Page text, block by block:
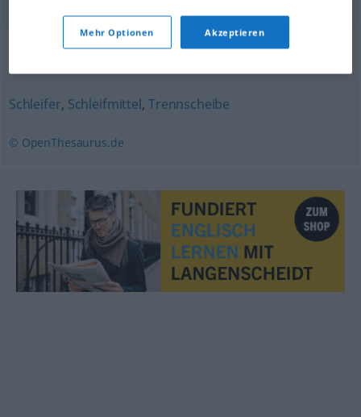
Synonyme für "Schleifscheibe"
Schleifer, Schleifmittel, Trennscheibe
© OpenThesaurus.de
Mehr Optionen Akzeptieren